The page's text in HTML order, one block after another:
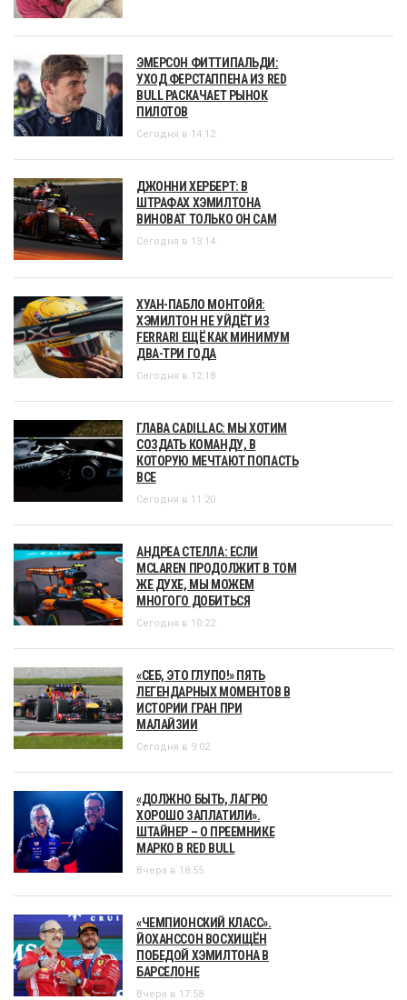
ЭМЕРСОН ФИТТИПАЛЬДИ:
УХОД ФЕРСТАППЕНА ИЗ RED
BULL РАСКАЧАЕТ РЫНОК
ПИЛОТОВ
Сегодня в 14:12
ДЖОННИ ХЕРБЕРТ: В
ШТРАФАХ ХЭМИЛТОНА
ВИНОВАТ ТОЛЬКО ОН САМ
Сегодня в 13:14
ХУАН-ПАБЛО МОНТОЙЯ:
ХЭМИЛТОН НЕ УЙДЁТ ИЗ
FERRARI ЕЩЁ КАК МИНИМУМ
ДВА-ТРИ ГОДА
Сегодня в 12:18
ГЛАВА CADILLAC: МЫ ХОТИМ
СОЗДАТЬ КОМАНДУ, В
КОТОРУЮ МЕЧТАЮТ ПОПАСТЬ
ВСЕ
Сегодня в 11:20
АНДРЕА СТЕЛЛА: ЕСЛИ
MCLAREN ПРОДОЛЖИТ В ТОМ
ЖЕ ДУХЕ, МЫ МОЖЕМ
МНОГОГО ДОБИТЬСЯ
Сегодня в 10:22
«СЕБ, ЭТО ГЛУПО!» ПЯТЬ
ЛЕГЕНДАРНЫХ МОМЕНТОВ В
ИСТОРИИ ГРАН ПРИ
МАЛАЙЗИИ
Сегодня в 9:02
«ДОЛЖНО БЫТЬ, ЛАГРЮ
ХОРОШО ЗАПЛАТИЛИ».
ШТАЙНЕР – О ПРЕЕМНИКЕ
МАРКО В RED BULL
Вчера в 18:55
«ЧЕМПИОНСКИЙ КЛАСС».
ЙОХАНССОН ВОСХИЩЁН
ПОБЕДОЙ ХЭМИЛТОНА В
БАРСЕЛОНЕ
Вчера в 17:58